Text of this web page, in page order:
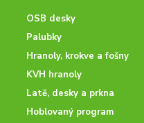
OSB desky
Palubky
Hranoly, krokve a fošny
KVH hranoly
Latě, desky a prkna
Hoblovaný program